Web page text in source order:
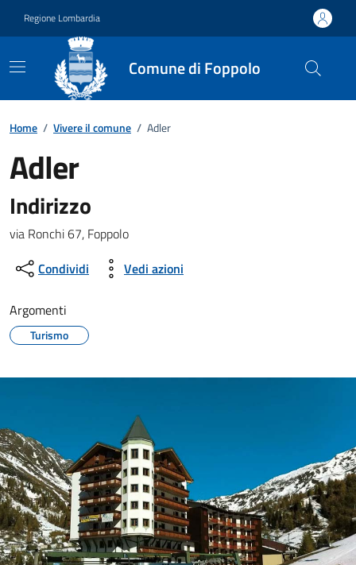
Regione Lombardia
Comune di Foppolo
Dettagli dell'ufficio
Home / Vivere il comune / Adler
Adler
Indirizzo
via Ronchi 67, Foppolo
Condividi
Vedi azioni
Argomenti
Turismo